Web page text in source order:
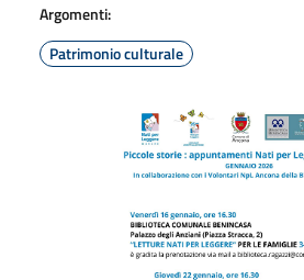
Argomenti:
Patrimonio culturale